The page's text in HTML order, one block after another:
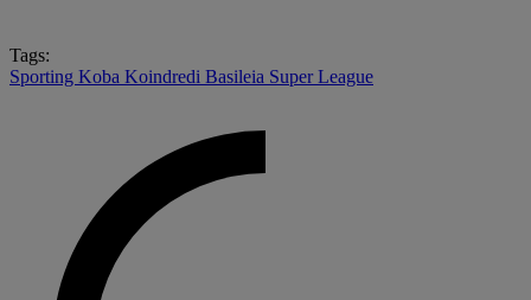
Tags:
Sporting Koba Koindredi Basileia Super League